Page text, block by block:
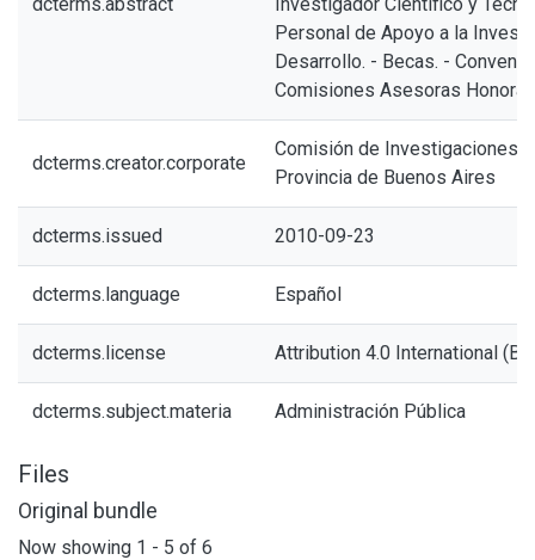
Personal de Apoyo a la
Desarrollo. - Becas. -
Comisiones Asesoras
dcterms.creator.corporate
Comisión de Investigaciones
Provincia de Buenos Aires
dcterms.issued 2010-09-23
dcterms.language Español
dcterms.license Attribution 4.0 International (BY
dcterms.subject.materia Administración Pública
Files
Original bundle
Now showing 1 - 5 of 6